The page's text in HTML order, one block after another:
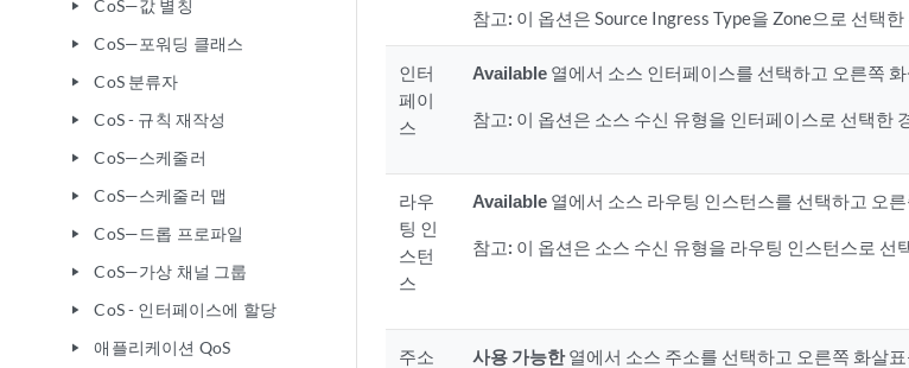
play_arrow CoS—값 별칭
play_arrow CoS—포워딩 클래스
play_arrow CoS 분류자
play_arrow CoS - 규칙 재작성
play_arrow CoS—스케줄러
play_arrow CoS—스케줄러 맵
play_arrow CoS—드롭 프로파일
play_arrow CoS—가상 채널 그룹
play_arrow CoS - 인터페이스에 할당
play_arrow 애플리케이션 QoS
참고: 이 옵션은 Source Ingress Type을 Zone으로 선택
인터
페이
스
Available 열에서 소스 인터페이스를 선택하고 오른쪽
참고: 이 옵션은 소스 수신 유형을 인터페이스로 선택한
라우
팅 인
스턴
스
Available 열에서 소스 라우팅 인스턴스를 선택하고 오
참고: 이 옵션은 소스 수신 유형을 라우팅 인스턴스로 선
주소 사용 가능한열에서 소스 주소를 선택하고 오른쪽 화살